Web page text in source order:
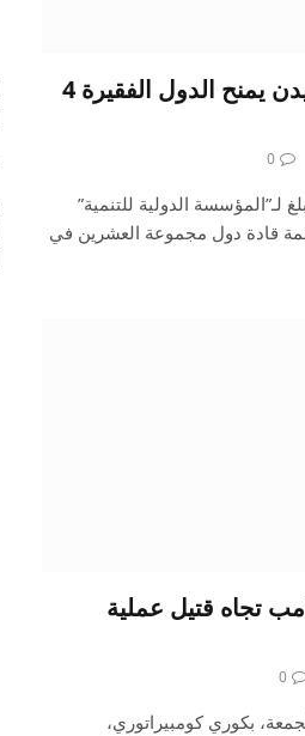
لفتة قبل الوداع.. بايدن يمنح الدول الفقيرة 4
0
لـ”المؤسسة الدولية للتنمية”
قادة دول مجموعة العشرين في
تجاه قتيل عملية
0
بكوري كومبيراتوري،